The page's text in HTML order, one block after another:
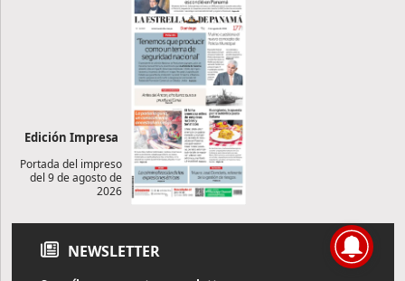
Edición Impresa
Portada del impreso
del 9 de agosto de
2026
NEWSLETTER